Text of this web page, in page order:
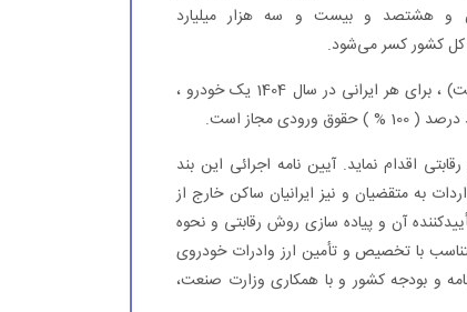
که مبلغ چهار میلیون و هشتصد و بیست و سه هزار میلیارد
واردات خودرو توسط ایرانیان ساکن خارج از کشور ( دارای کارت اقامت) ، برای هر ایرانی در سال 1404 یک خودرو ،
مجاز است.
اقدام نماید. آیین نامه اجرائی این بند
به متقضیان و نیز ایرانیان ساکن خارج از
آن و پیاده سازی روش رقابتی و نحوه
با تخصیص و تأمین ارز وادرات خودروی
و بودجه کشور و با همکاری وزارت صنعت،